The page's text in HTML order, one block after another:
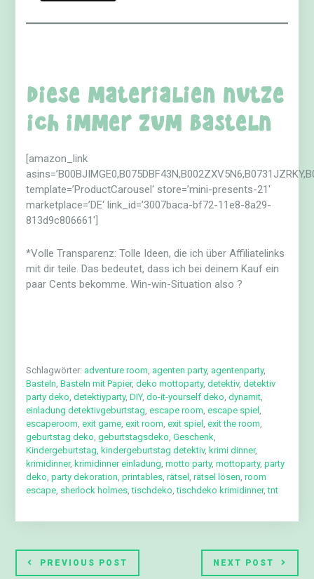
Diese Materialien nutze
ich immer zum Basteln
[amazon_link
template=’ProductCarousel‘ store=’mini-presents-21′
marketplace=’DE‘ link_id=’3007baca-bf72-11e8-8a29-
813d9c806661′]
*Volle Transparenz: Tolle Ideen, die ich über Affiliatelinks
mit dir teile. Das bedeutet, dass ich bei deinem Kauf ein
paar Cents bekomme. Win-win-Situation also ?
Schlagwörter: adventure room, agenten party, agentenparty,
Basteln,Basteln mit Papier,deko mottoparty,detektiv,detektiv
party deko,detektiyparty,DIY,do-it-yourself deko,dynamit,
einladung detektivgeburtstag,escape room,escape spiel ,
escaperoom,exit game,exit room,exit spiel ,exit the room,
geburtstag deko,geburtstagsdeko,Geschenk,
Kindergeburtstag, kindergeburtstag detektiv, krimi dinner,
krimidinner, krimidinner einladung,motto party,mottoparty,party
deko,party dekoration,printables,rätsel ,rätsel lösen,room
escape, sherlock holmes,tischdeko,tischdeko krimidinner,tnt
PREVIOUS POST NEXT POST